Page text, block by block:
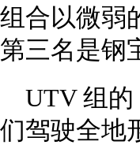
组合以微弱
第三名是钢
UTV 组的
们驾驶全地